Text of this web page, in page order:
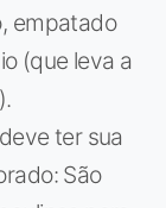
empatado
(que leva a
ter sua
São